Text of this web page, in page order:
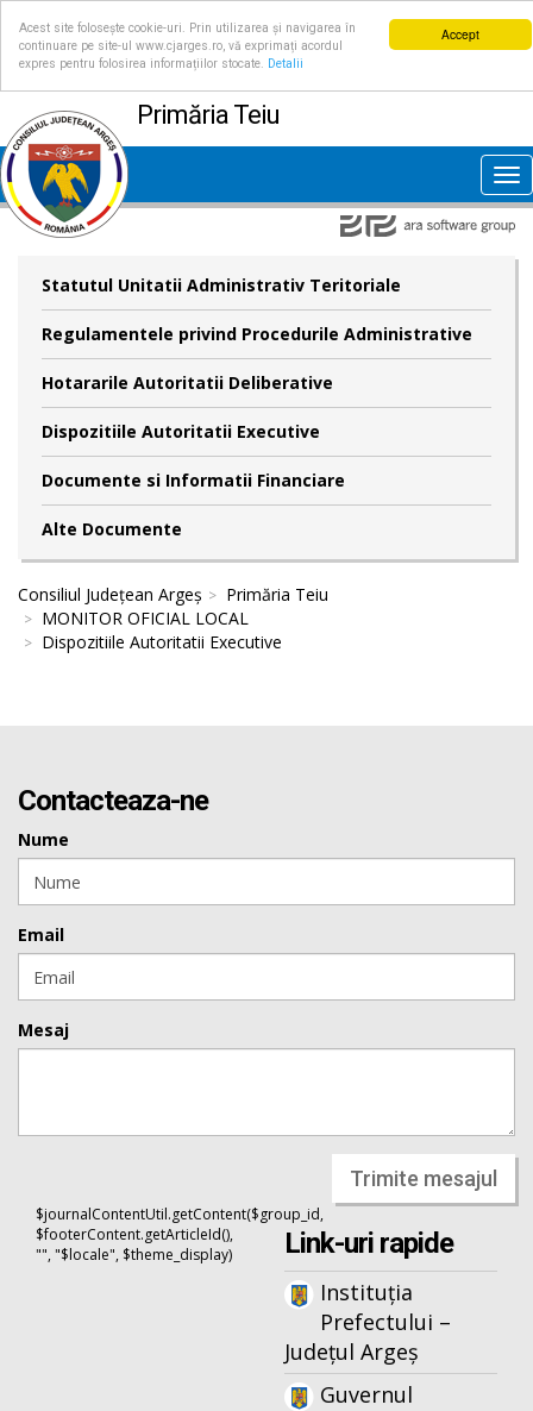
Accept
Acest site folosește cookie-uri. Prin utilizarea și navigarea în
continuare pe site-ul www.cjarges.ro, vă exprimați acordul
expres pentru folosirea informațiilor stocate.
Detalii
Primăria Teiu
Statutul Unitatii Administrativ Teritoriale
Regulamentele privind Procedurile Administrative
Hotararile Autoritatii Deliberative
Dispozitiile Autoritatii Executive
Documente si Informatii Financiare
Alte Documente
Consiliul Județean Argeș
Primăria Teiu
MONITOR OFICIAL LOCAL
Dispozitiile Autoritatii Executive
Contacteaza-ne
Nume
Email
Mesaj
Trimite mesajul
$journalContentUtil.getContent($group_id,
$footerContent.getArticleId(),
"", "$locale", $theme_display)
Link-uri rapide
Instituția
Prefectului –
Județul Argeș
Guvernul